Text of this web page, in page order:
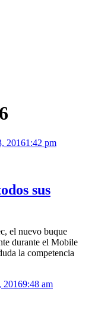
20161:42 pm
sus
el nuevo buque
durante el Mobile
la competencia
20169:48 am